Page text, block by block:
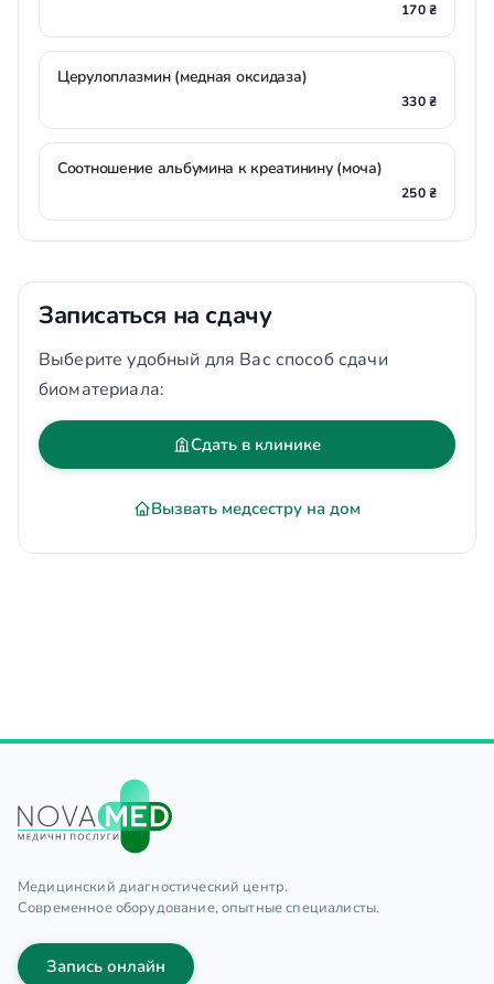
170 ₴
Церулоплазмин (медная оксидаза)
330 ₴
Соотношение альбумина к креатинину (моча)
250 ₴
Записаться на сдачу
Выберите удобный для Вас способ сдачи
биоматериала:
Сдать в клинике
Вызвать медсестру на дом
Медицинский диагностический центр.
Современное оборудование, опытные специалисты.
Запись онлайн